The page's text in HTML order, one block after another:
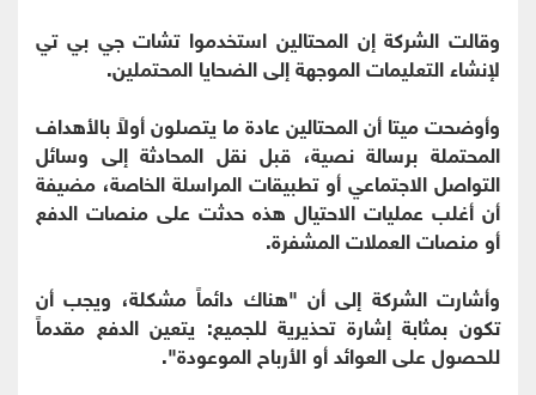
وقالت الشركة إن المحتالين استخدموا تشات جي بي تي
لإنشاء التعليمات الموجهة إلى الضحايا المحتملين.
وأوضحت ميتا أن المحتالين عادة ما يتصلون أولاً بالأهداف
المحتملة برسالة نصية، قبل نقل المحادثة إلى وسائل
التواصل الاجتماعي أو تطبيقات المراسلة الخاصة، مضيفة
أن أغلب عمليات الاحتيال هذه حدثت على منصات الدفع
أو منصات العملات المشفرة.
وأشارت الشركة إلى أن "هناك دائماً مشكلة، ويجب أن
تكون بمثابة إشارة تحذيرية للجميع: يتعين الدفع مقدماً
للحصول على العوائد أو الأرباح الموعودة".